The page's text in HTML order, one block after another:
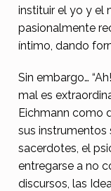
instituir el yo y el
pasionalmente
íntimo, dando
Sin embargo…
mal es
Eichmann como
sus instrumentos
sacerdotes, el
entregarse a no
discursos, las